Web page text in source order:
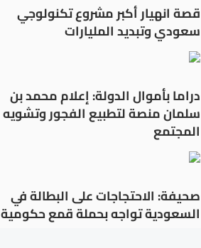
قصة انهيار أكبر مشروع تكنولوجي
سعودي وتبديد المليارات
دراما بأموال الدولة: إعلام محمد بن
سلمان منصة لتطبيع الفجور وتشويه
المجتمع
صحيفة: الاحتجاجات على البطالة في
السعودية تواجه بحملة قمع حكومية